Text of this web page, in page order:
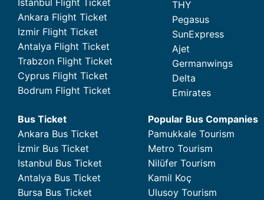
Istanbul Flight Ticket
Ankara Flight Ticket
Izmir Flight Ticket
Antalya Flight Ticket
Trabzon Flight Ticket
Cyprus Flight Ticket
Bodrum Flight Ticket
THY
Pegasus
SunExpress
Ajet
Germanwings
Delta
Emirates
Bus Ticket
Ankara Bus Ticket
İzmir Bus Ticket
Istanbul Bus Ticket
Antalya Bus Ticket
Bursa Bus Ticket
Popular Bus Companies
Pamukkale Tourism
Metro Tourism
Nilüfer Tourism
Kamil Koç
Ulusoy Tourism